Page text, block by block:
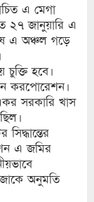
এ মেগা
২৭ জানুয়ারি এ
এ অঞ্চল গড়ে
হবে।
করপোরেশন।
সরকারি খাস
সিদ্ধান্তের
এ জমির
অনুমতি